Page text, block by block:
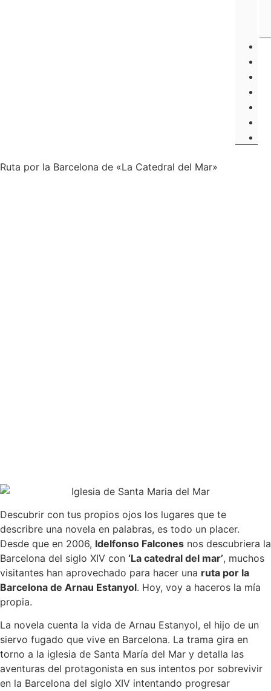
Ruta por la Barcelona de «La Catedral del Mar»
Descubrir con tus propios ojos los lugares que te
describre una novela en palabras, es todo un placer.
Desde que en 2006, Idelfonso Falcones nos descubriera la
Barcelona del siglo XIV con ‘La catedral del mar’, muchos
visitantes han aprovechado para hacer una ruta por la
Barcelona de Arnau Estanyol. Hoy, voy a haceros la mía
propia.
La novela cuenta la vida de Arnau Estanyol, el hijo de un
siervo fugado que vive en Barcelona. La trama gira en
torno a la iglesia de Santa María del Mar y detalla las
aventuras del protagonista en sus intentos por sobrevivir
en la Barcelona del siglo XIV intentando progresar